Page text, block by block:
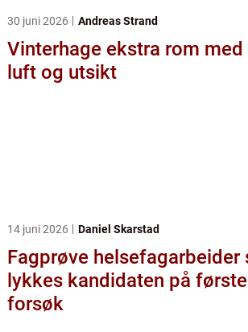
30 juni 2026 Andreas Strand
Vinterhage ekstra rom med lys,
luft og utsikt
14 juni 2026 Daniel Skarstad
Fagprøve helsefagarbeider slik
lykkes kandidaten på første
forsøk